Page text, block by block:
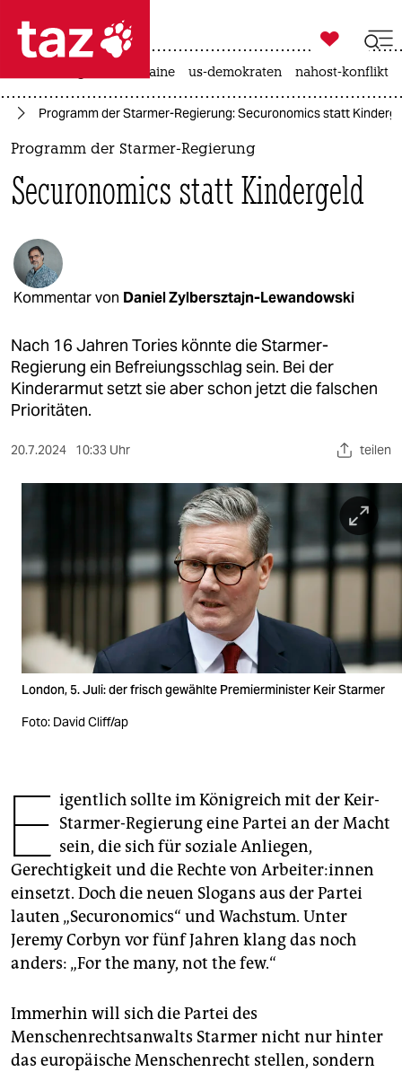
 taz zahl ich
taz zahl ich
themen
politik
öko
gesellschaft
sport
berlin
nord
wahrheit
verlag
veranstaltungen
shop
fragen & hilfe
unterstützen
epaper login

taz zahl ich
krieg in der ukraine us-demokraten nahost-konflikt
Programm der Starmer-Regierung: Securonomics statt
Programm der Starmer-Regierung
Securonomics statt Kindergeld
Kommentar von Daniel Zylbersztajn-Lewandowski
Nach 16 Jahren Tories könnte die Starmer-
Regierung ein Befreiungsschlag sein. Bei der
Kinderarmut setzt sie aber schon jetzt die falschen
Prioritäten.
20.7.2024 10:33 Uhr teilen
London, 5. Juli: der frisch gewählte Premierminister Keir Starmer
Foto: David Cliff/ap
E igentlich sollte im Königreich mit der Keir-
Starmer-Regierung eine Partei an der Macht
sein, die sich für soziale Anliegen,
Gerechtigkeit und die Rechte von Ar­bei­te­r:in­nen
einsetzt. Doch die neuen Slogans aus der Partei
lauten „Securonomics“ und Wachstum. Unter
Jeremy Corbyn vor fünf Jahren klang das noch
anders: „For the many, not the few.“
Immerhin will sich die Partei des
Menschenrechtsanwalts Starmer nicht nur hinter
das europäische Menschenrecht stellen, sondern